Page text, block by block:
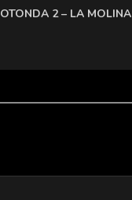
2 – LA MOLINA